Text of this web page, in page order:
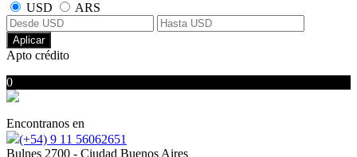
USD
ARS
Aplicar
Apto crédito
0
Encontranos en
(+54) 9 11 56062651
Bulnes 2700 - Ciudad Buenos Aires